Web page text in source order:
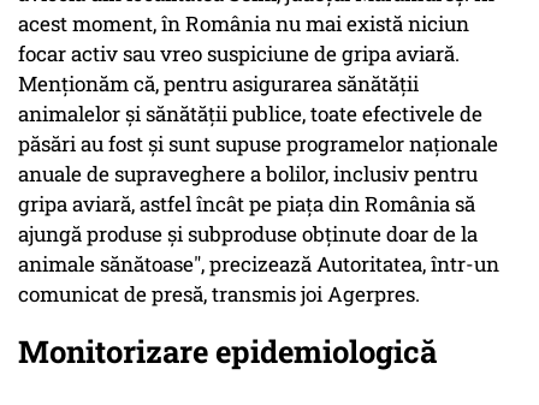
acest moment, în România nu mai există niciun
focar activ sau vreo suspiciune de gripa aviară.
Menţionăm că, pentru asigurarea sănătăţii
animalelor şi sănătăţii publice, toate efectivele de
păsări au fost şi sunt supuse programelor naţionale
anuale de supraveghere a bolilor, inclusiv pentru
gripa aviară, astfel încât pe piaţa din România să
ajungă produse şi subproduse obţinute doar de la
animale sănătoase", precizează Autoritatea, într-un
comunicat de presă, transmis joi Agerpres.
Monitorizare epidemiologică